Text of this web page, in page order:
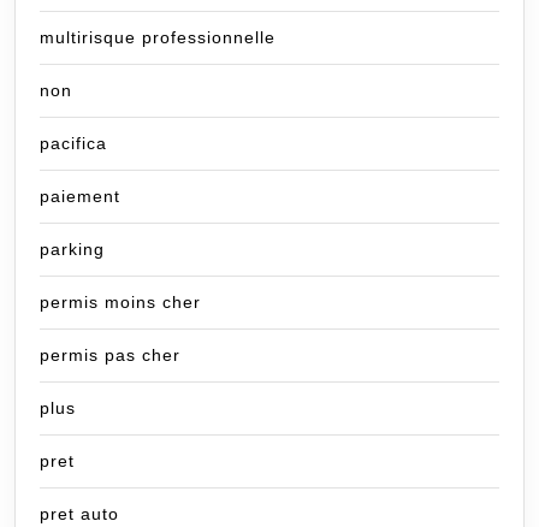
multirisque professionnelle
non
pacifica
paiement
parking
permis moins cher
permis pas cher
plus
pret
pret auto